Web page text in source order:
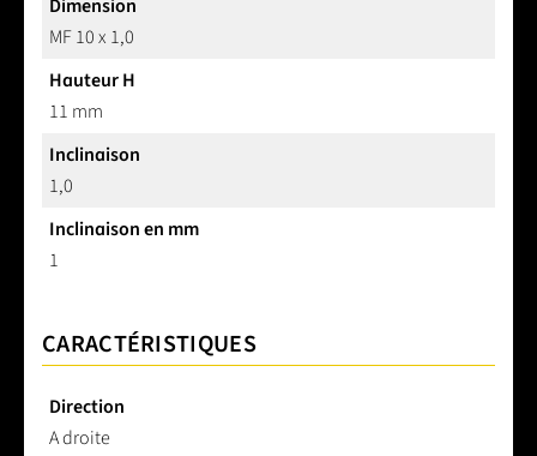
Dimension
MF 10 x 1,0
Hauteur H
11 mm
Inclinaison
1,0
Inclinaison en mm
1
CARACTÉRISTIQUES
Direction
A droite